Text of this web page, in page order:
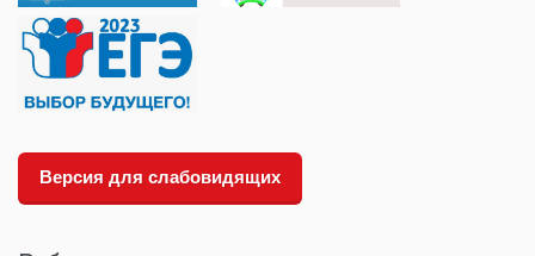
Версия для слабовидящих